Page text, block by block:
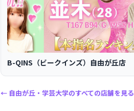
B-QINS（ビークインズ）自由が丘店
← 自由が丘・学芸大学のすべての店舗を見る